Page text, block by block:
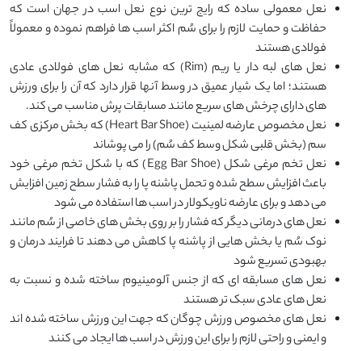
نعل معمولی ساده که رایج ترین نوع نعل اسب در جهان است که
حفاظت و حمایت لازم را برای سُم اکثر اسب ها فراهم نموده و معمولاً
فولادی هستند
نعل های لبه دار یا ریم (Rim) که مشابه نعل های فولادی عادی
هستند؛ اما یک شیار عمیق در وسط آنها قرار دارد که آن را برای ورزش
های دارای چرخش های سریع مانند مسابقات پرش مناسب می کند.
نعل مخصوص عارضه لمینیت (Heart Bar Shoe) که بخش مرکزی کف
سم (بخش قلبی شکل وسط کف سُم) را می پوشاند
نعل تخم مرغی شکل (Egg Bar Shoe) که با شکل تخم مرغی خود
باعث افزایش سطح شده و تحمل پاشنه پا را به فشار سطح زمین افزایش
می دهد و برای عارضه ناویکولار در اسب ها استفاده می شود
نعل های درمانی دیگر که فشار را بر روی بخش های خاصی از سُم مانند
نوک سُم یا بخش هایی از پاشنه پا کاهش می دهند تا فرایند درمان و
بهبودی تسریع شود
نعل های مسابقه ای که از جنس آلومینیوم ساخته شده و نسبت به
نعل های عادی سبک تر هستند
نعل های مخصوص ورزش چوگان که جهت این ورزش ساخته شده اند
و ایمنی و راحتی لازم را برای این ورزش در اسب ها ایجاد می کنند